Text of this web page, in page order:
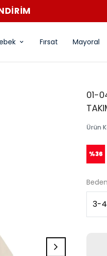
Fırsat Mayoral
01-
Ürün
%36